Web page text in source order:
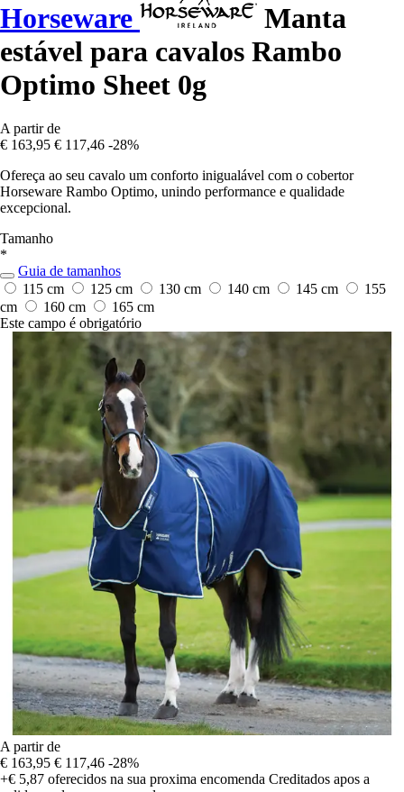
Horseware
Manta
estável para cavalos Rambo
Optimo Sheet 0g
A partir de
€ 163,95 € 117,46 -28%
Ofereça ao seu cavalo um conforto inigualável com o cobertor
Horseware Rambo Optimo, unindo performance e qualidade
excepcional.
Tamanho
*
Guia de tamanhos
115 cm
125 cm 130 cm 140 cm 145 cm
155
cm
160 cm
165 cm
Este campo é obrigatório
A partir de
€ 163,95 € 117,46 -28%
+€ 5,87 oferecidos na sua proxima encomenda Creditados apos a